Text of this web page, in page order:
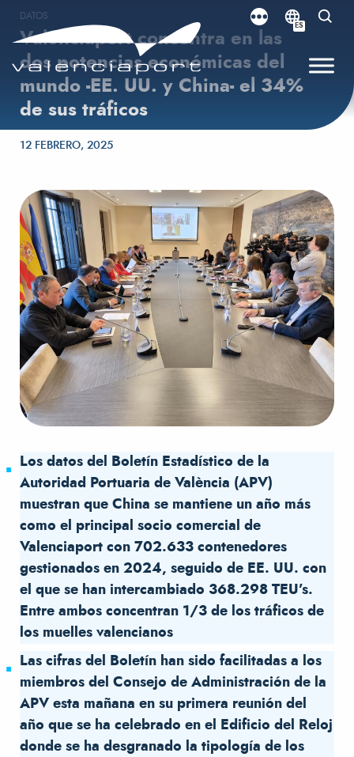
ES
DATOS
Valenciaport concentra en las
dos potencias económicas del
mundo -EE. UU. y China- el 34%
de sus tráficos
Publicado el
12 FEBRERO, 2025
Los datos del Boletín Estadístico de la
Autoridad Portuaria de València (APV)
muestran que China se mantiene un año más
como el principal socio comercial de
Valenciaport con 702.633 contenedores
gestionados en 2024, seguido de EE. UU. con
el que se han intercambiado 368.298 TEU’s.
Entre ambos concentran 1/3 de los tráficos de
los muelles valencianos
Las cifras del Boletín han sido facilitadas a los
miembros del Consejo de Administración de la
APV esta mañana en su primera reunión del
año que se ha celebrado en el Edificio del Reloj
donde se ha desgranado la tipología de los